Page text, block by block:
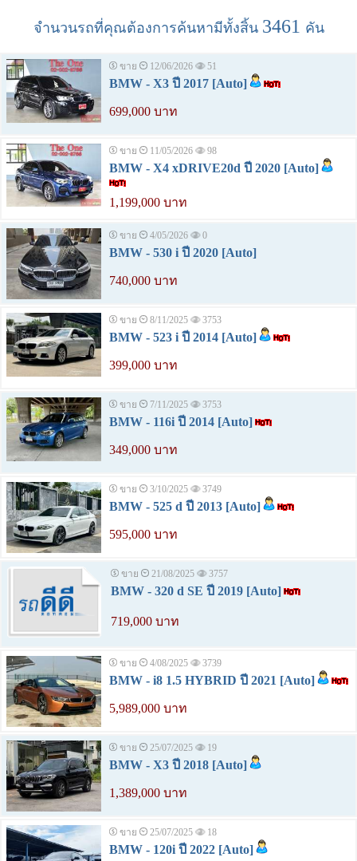
จำนวนรถที่คุณต้องการค้นหามีทั้งสิ้น 3461 คัน
ขาย 12/06/2026 51
BMW - X3 ปี 2017 [Auto]
699,000 บาท
ขาย 11/05/2026 98
BMW - X4 xDRIVE20d ปี 2020 [Auto]
1,199,000 บาท
ขาย 4/05/2026 0
BMW - 530 i ปี 2020 [Auto]
740,000 บาท
ขาย 8/11/2025 3753
BMW - 523 i ปี 2014 [Auto]
399,000 บาท
ขาย 7/11/2025 3753
BMW - 116i ปี 2014 [Auto]
349,000 บาท
ขาย 3/10/2025 3749
BMW - 525 d ปี 2013 [Auto]
595,000 บาท
ขาย 21/08/2025 3757
BMW - 320 d SE ปี 2019 [Auto]
719,000 บาท
ขาย 4/08/2025 3739
BMW - i8 1.5 HYBRID ปี 2021 [Auto]
5,989,000 บาท
ขาย 25/07/2025 19
BMW - X3 ปี 2018 [Auto]
1,389,000 บาท
ขาย 25/07/2025 18
BMW - 120i ปี 2022 [Auto]